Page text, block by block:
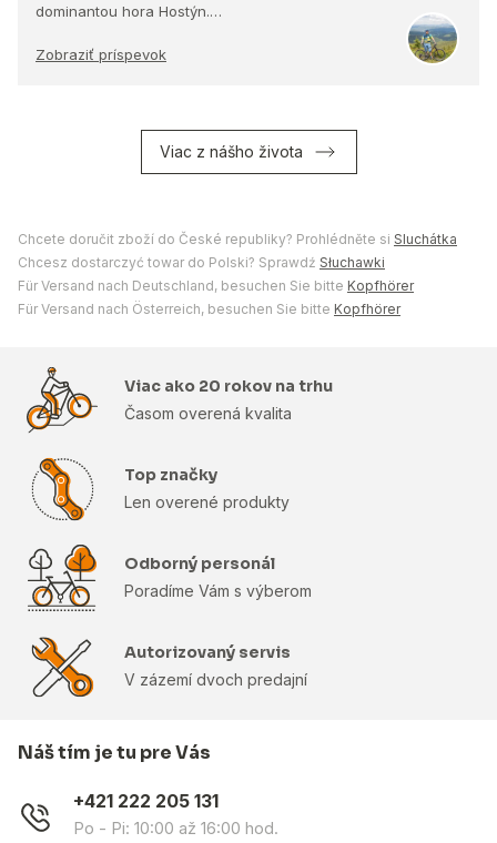
dominantou hora Hostýn.…
Zobraziť príspevok
Viac z nášho života
Chcete doručit zboží do České republiky? Prohlédněte si Sluchátka
Chcesz dostarczyć towar do Polski? Sprawdź Słuchawki
Für Versand nach Deutschland, besuchen Sie bitte Kopfhörer
Für Versand nach Österreich, besuchen Sie bitte Kopfhörer
Viac ako 20 rokov na trhu
Časom overená kvalita
Top značky
Len overené produkty
Odborný personál
Poradíme Vám s výberom
Autorizovaný servis
V zázemí dvoch predajní
Náš tím je tu pre Vás
+421 222 205 131
Po - Pi: 10:00 až 16:00 hod.